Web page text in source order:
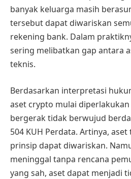
banyak keluarga masih
tersebut dapat diwariskan
rekening bank. Dalam
sering melibatkan gap antara
teknis.
Berdasarkan interpretasi
aset crypto mulai
bergerak tidak berwujud
504 KUH Perdata. Artinya,
prinsip dapat diwariskan.
meninggal tanpa rencana
yang sah, aset dapat menjadi